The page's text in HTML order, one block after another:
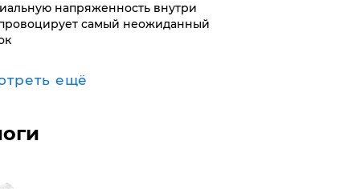
напряженность внутри
самый неожиданный
ещё